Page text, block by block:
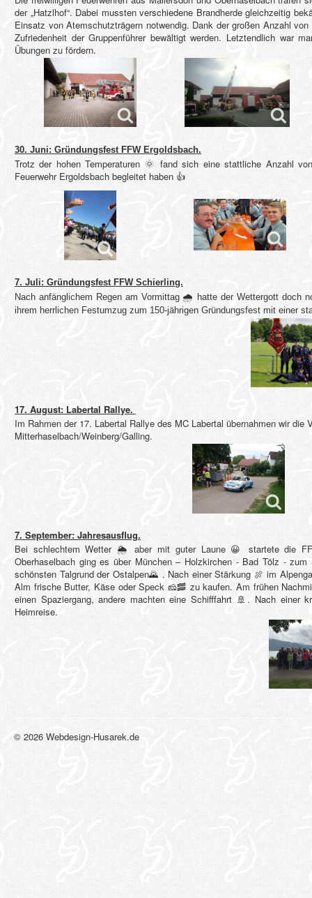
der „Hatzlhof“. Dabei mussten verschiedene Brandherde gleichzeitig
Einsatz von Atemschutzträgern notwendig. Dank der großen Anzahl
Zufriedenheit der Gruppenführer bewältigt werden. Letztendlich war
Übungen zu fördern.
30. Juni: Gründungsfest FFW Ergoldsbach.
Trotz der hohen Temperaturen 🌞 fand sich eine stattliche Anzahl
Feuerwehr Ergoldsbach begleitet haben 👍
7. Juli: Gründungsfest FFW Schierling.
Nach anfänglichem Regen am Vormittag 🌧 hatte der Wettergott doch
ihrem herrlichen Festumzug zum 150-jährigen Gründungsfest mit einer
17. August: Labertal Rallye.
Im Rahmen der 17. Labertal Rallye des MC Labertal übernahmen wir
Mitterhaselbach/Weinberg/Galling.
7. September: Jahresausflug.
Bei schlechtem Wetter 🌦 aber mit guter Laune 😀
startete die
Oberhaselbach ging es über München – Holzkirchen - Bad Tölz -
schönsten Talgrund der Ostalpen🌄 . Nach einer Stärkung 🍖 im
Alm frische Butter, Käse oder Speck 🧀🥓 zu kaufen. Am frühen
einen Spaziergang, andere machten eine Schifffahrt 🚢 . Nach einer
Heimreise.
© 2026 Webdesign-Husarek.de